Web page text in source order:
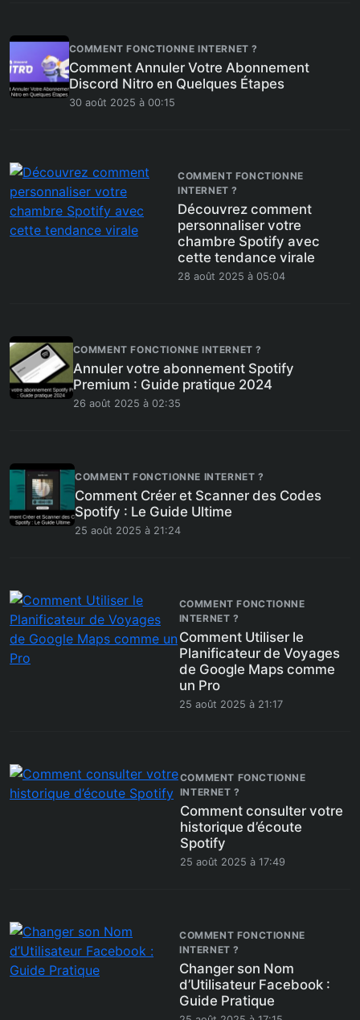
COMMENT FONCTIONNE INTERNET ?
Comment Annuler Votre Abonnement
Discord Nitro en Quelques Étapes
30 août 2025 à 00:15
COMMENT FONCTIONNE
INTERNET ?
Découvrez comment
personnaliser votre
chambre Spotify avec
cette tendance virale
28 août 2025 à 05:04
COMMENT FONCTIONNE INTERNET ?
Annuler votre abonnement Spotify
Premium : Guide pratique 2024
26 août 2025 à 02:35
COMMENT FONCTIONNE INTERNET ?
Comment Créer et Scanner des Codes
Spotify : Le Guide Ultime
25 août 2025 à 21:24
COMMENT FONCTIONNE
INTERNET ?
Comment Utiliser le
Planificateur de Voyages
de Google Maps comme
un Pro
25 août 2025 à 21:17
COMMENT FONCTIONNE
INTERNET ?
Comment consulter votre
historique d’écoute
Spotify
25 août 2025 à 17:49
COMMENT FONCTIONNE
INTERNET ?
Changer son Nom
d’Utilisateur Facebook :
Guide Pratique